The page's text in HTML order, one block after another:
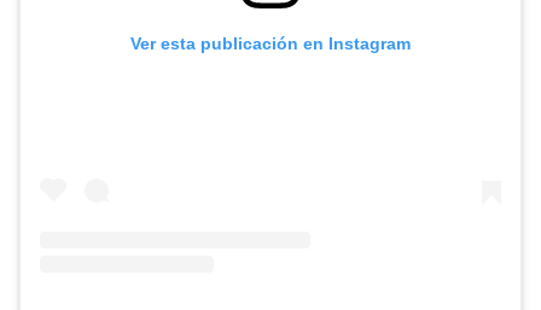
Ver esta publicación en Instagram